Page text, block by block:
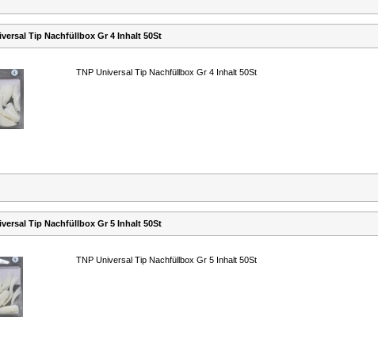
Tip Nachfüllbox Gr 4 Inhalt 50St
TNP Universal Tip Nachfüllbox Gr 4 Inhalt 50St
Tip Nachfüllbox Gr 5 Inhalt 50St
TNP Universal Tip Nachfüllbox Gr 5 Inhalt 50St